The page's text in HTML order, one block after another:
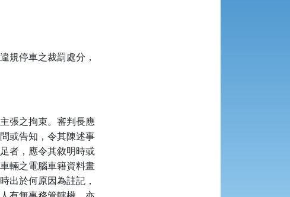
規停車之裁罰處分，
張之拘束。審判長應
或告知，令其陳述事
者，應令其敘明時或
輛之電腦車籍資料畫
出於何原因為註記，